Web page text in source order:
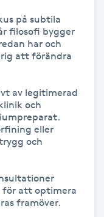
på subtila
filosofi bygger
har och
att förändra
av legitimerad
och
eller
och
för att optimera
framöver.